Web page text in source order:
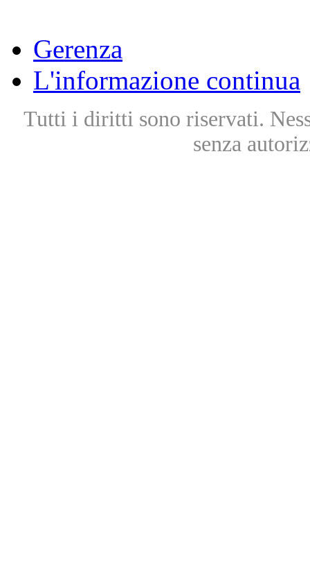
Gerenza
L'informazione continua
Tutti i diritti sono riservati.
senza